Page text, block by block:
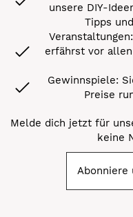
unsere DIY-
Tipps
erfährst vor
Gewinnspiele:
Preise
Melde dich jetzt für
keine
Abonniere